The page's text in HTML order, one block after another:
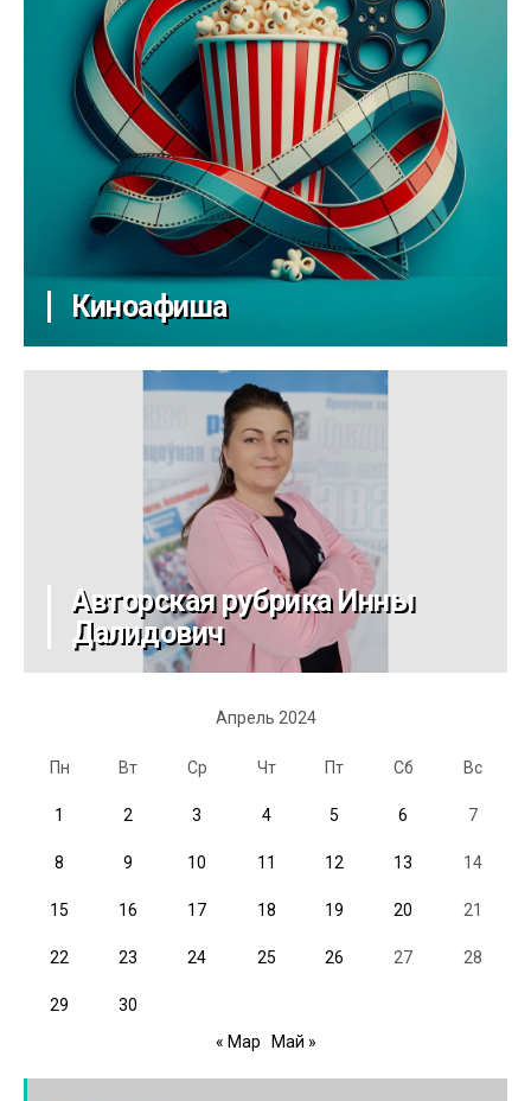
Киноафиша
Авторская рубрика Инны
Далидович
Апрель 2024
Пн Вт Ср Чт Пт Сб Вс
1 2 3 4 5 6 7
8 9 10 11 12 13 14
15 16 17 18 19 20 21
22 23 24 25 26 27 28
29
30
« Мар
Май »